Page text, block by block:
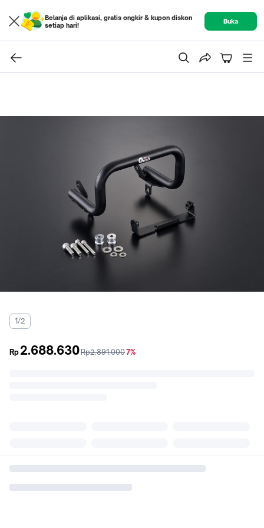
Belanja di aplikasi, gratis ongkir & kupon diskon
setiap hari!
Buka
1/2
Rp 2.688.630sebelum
Rp2.891.000diskon
7%